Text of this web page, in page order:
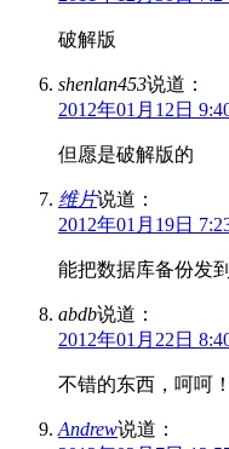
破解版
shenlan453说道：
2012年01月12日
但愿是破解版的
维片说道：
2012年01月19日
能把数据库备份发
abdb说道：
2012年01月22日
不错的东西，呵呵！
Andrew说道：